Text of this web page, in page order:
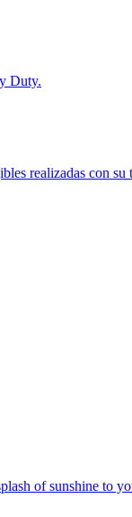
Duty.
realizadas con
of sunshine to